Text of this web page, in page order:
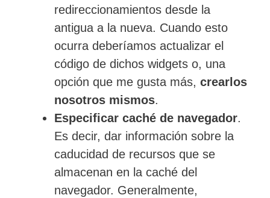
redireccionamientos desde la
antigua a la nueva. Cuando esto
ocurra deberíamos actualizar el
código de dichos widgets o, una
opción que me gusta más, crearlos
nosotros mismos.
Especificar caché de navegador.
Es decir, dar información sobre la
caducidad de recursos que se
almacenan en la caché del
navegador. Generalmente,